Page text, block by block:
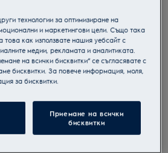
за да увеличите.
препарат срещу
1л.
технологии за оптимизиране на
и маркетингови цели. Също така
как използвате нашия уебсайт с
медии, рекламата и аналитиката.
на всички бисквитки“ се съгласявате с
бисквитки. За повече информация, моля,
за бисквитки.
Приемане на всички
бисквитки